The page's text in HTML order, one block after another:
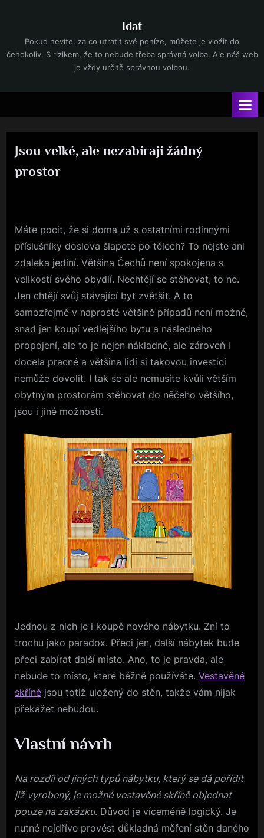
content
Idat
Pokud nevíte, za co utratit své peníze, můžete je vložit do
čehokoliv. S rizikem, že to nebude třeba správná volba. Ale náš web
je vždy určitě správnou volbou.
Jsou velké, ale nezabírají žádný
prostor
Máte pocit, že si doma už s ostatními rodinnými
příslušníky doslova šlapete po tělech? To nejste ani
zdaleka jediní. Většina Čechů není spokojena s
velikostí svého obydlí. Nechtějí se stěhovat, to ne.
Jen chtějí svůj stávající byt zvětšit. A to
samozřejmě v naprosté většině případů není možné,
snad jen koupí vedlejšího bytu a následného
propojení, ale to je nejen nákladné, ale zároveň i
docela pracné a většina lidí si takovou investici
nemůže dovolit. I tak se ale nemusíte kvůli větším
obytným prostorám stěhovat do něčeho většího,
jsou i jiné možnosti.
Jednou z nich je i koupě nového nábytku. Zní to
trochu jako paradox. Přeci jen, další nábytek bude
přeci zabírat další místo. Ano, to je pravda, ale
nebude to místo, které běžně používáte. Vestavěné
skříně jsou totiž uložený do stěn, takže vám nijak
překážet nebudou.
Vlastní návrh
Na rozdíl od jiných typů nábytku, který se dá pořídit
již vyrobený, je možné vestavěné skříně objednat
pouze na zakázku. Důvod je víceméně logický. Je
nutné nejdříve provést důkladná měření stěn daného